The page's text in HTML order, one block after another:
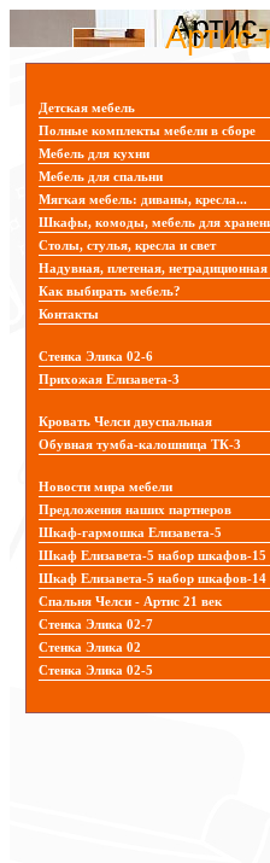
Детская мебель
Полные комплекты мебели в сборе
Мебель для кухни
Мебель для спальни
Мягкая мебель: диваны, кресла...
Шкафы, комоды, мебель для
Столы, стулья, кресла и свет
Надувная, плетеная, нетрадиционная
Как выбирать мебель?
Контакты
Стенка Элика 02-6
Прихожая Елизавета-3
Кровать Челси двуспальная
Обувная тумба-калошница ТК-3
Новости мира мебели
Предложения наших партнеров
Шкаф-гармошка Елизавета-5
Шкаф Елизавета-5 набор шкафов-15
Шкаф Елизавета-5 набор шкафов-14
Спальня Челси - Артис 21 век
Стенка Элика 02-7
Стенка Элика 02
Стенка Элика 02-5